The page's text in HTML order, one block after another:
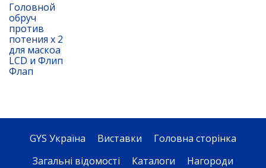
Головной
обруч
против
потения x 2
для маскоа
LCD и Флип
Флап
GYS Україна Виставки
Головна сторінка
Загальні відомості
Каталоги
Нагороди